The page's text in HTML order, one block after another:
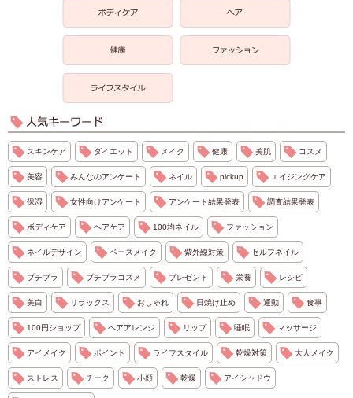
スキンケア ダイエット メイク 健康 美肌 コスメ
美容 みんなのアンケート ネイル pickup エイジングケア
保湿 女性向けアンケート アンケート結果発表 調査結果発表
ボディケア ヘアケア 100均ネイル ファッション
ネイルデザイン ベースメイク 紫外線対策 セルフネイル
プチプラ プチプラコスメ プレゼント 栄養 レシピ
美白 リラックス おしゃれ 日焼け止め 運動 食事
100円ショップ ヘアアレンジ リップ 睡眠 マッサージ
アイメイク ポイント ライフスタイル 乾燥対策 大人メイク
ストレス チーク 小顔 乾燥 アイシャドウ